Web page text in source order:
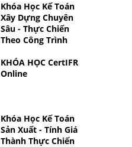
Khóa Học Kế Toán
Xây Dựng Chuyên
Sâu - Thực Chiến
Theo Công Trình
KHÓA HỌC CertIFR
Online
Khóa Học Kế Toán
Sản Xuất - Tính Giá
Thành Thực Chiến